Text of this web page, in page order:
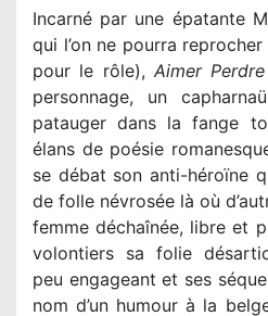
Incarné par une épatante
qui l’on ne pourra
pour le rôle), Aimer Perdre
personnage, un
patauger dans la fange
élans de poésie
se débat son anti-héroïne
de folle névrosée là où
femme déchaînée, libre et
volontiers sa folie
peu engageant et ses
nom d’un humour à la